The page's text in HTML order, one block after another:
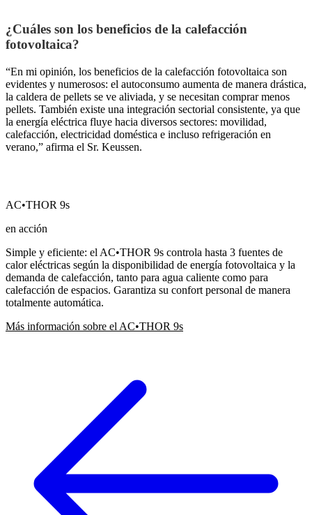
¿Cuáles son los beneficios de la calefacción
fotovoltaica?
“En mi opinión, los beneficios de la calefacción fotovoltaica son
evidentes y numerosos: el autoconsumo aumenta de manera drástica,
la caldera de pellets se ve aliviada, y se necesitan comprar menos
pellets. También existe una integración sectorial consistente, ya que
la energía eléctrica fluye hacia diversos sectores: movilidad,
calefacción, electricidad doméstica e incluso refrigeración en
verano,” afirma el Sr. Keussen.
AC•THOR 9s
en acción
Simple y eficiente: el AC•THOR 9s controla hasta 3 fuentes de
calor eléctricas según la disponibilidad de energía fotovoltaica y la
demanda de calefacción, tanto para agua caliente como para
calefacción de espacios. Garantiza su confort personal de manera
totalmente automática.
Más información sobre el AC•THOR 9s